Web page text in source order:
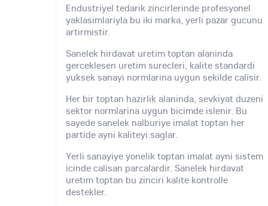
Endustriyel tedarik zincirlerinde profesyonel
yaklasimlariyla bu iki marka, yerli pazar gucunu
artirmistir.
Sanelek hirdavat uretim toptan alaninda
gerceklesen uretim surecleri, kalite standardi
yuksek sanayi normlarina uygun sekilde calisir.
Her bir toptan hazirlik alaninda, sevkiyat duzeni
sektor normlarina uygun bicimde islenir. Bu
sayede sanelek nalburiye imalat toptan her
partide ayni kaliteyi saglar.
Yerli sanayiye yonelik toptan imalat ayni sistem
icinde calisan parcalardir. Sanelek hirdavat
uretim toptan bu zinciri kalite kontrolle
destekler.